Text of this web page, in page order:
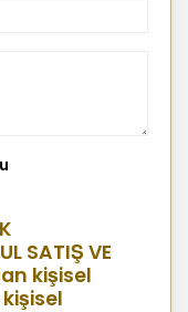
SATIŞ VE
kişisel